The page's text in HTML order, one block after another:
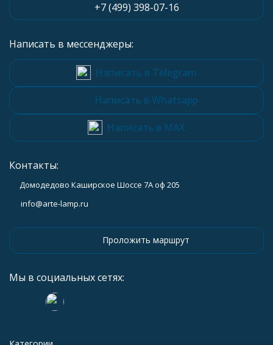
+7 (499) 398-07-16
Написать в мессенджеры:
Написать в Telegram
Написать в Whatsapp
Написать в MAX
Контакты:
Домодедово Каширское Шоссе 7А оф 205
info@arte-lamp.ru
Проложить маршрут
Мы в социальных сетях: